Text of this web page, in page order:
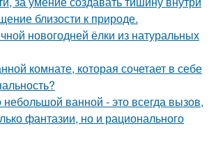
близости к природе.
новогодней ёлки из натуральных
комнате, которая сочетает в себе
небольшой ванной - это всегда вызов,
фантазии, но и рационального